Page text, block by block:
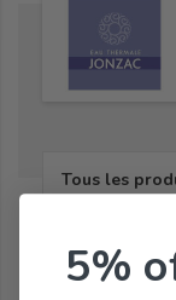
Tous les
5%